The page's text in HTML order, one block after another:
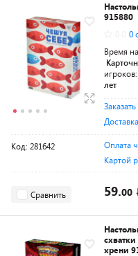
915880
0
Время
игроков:
лет
Код: 281642 Оплата
Картой
Сравнить 59.00
хрени